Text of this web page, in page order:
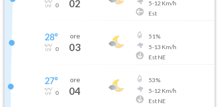
0 02
5-12 Km/h
Est
28°
0
ore
03
51%
5-13 Km/h
Est NE
27°
0
ore
04
53%
5-12 Km/h
Est NE